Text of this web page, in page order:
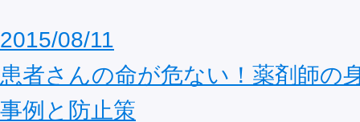
2015/08/11
患者さんの命が危ない！薬剤師の
事例と防止策